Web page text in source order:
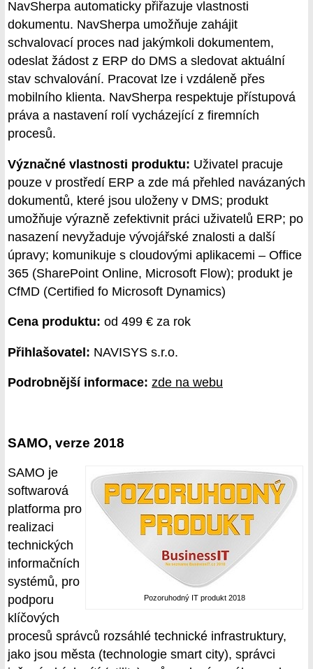
NavSherpa automaticky přiřazuje vlastnosti
dokumentu. NavSherpa umožňuje zahájit
schvalovací proces nad jakýmkoli dokumentem,
odeslat žádost z ERP do DMS a sledovat aktuální
stav schvalování. Pracovat lze i vzdáleně přes
mobilního klienta. NavSherpa respektuje přístupová
práva a nastavení rolí vycházející z firemních
procesů.
Význačné vlastnosti produktu: Uživatel pracuje
pouze v prostředí ERP a zde má přehled navázaných
dokumentů, které jsou uloženy v DMS; produkt
umožňuje výrazně zefektivnit práci uživatelů ERP; po
nasazení nevyžaduje vývojářské znalosti a další
úpravy; komunikuje s cloudovými aplikacemi – Office
365 (SharePoint Online, Microsoft Flow); produkt je
CfMD (Certified fo Microsoft Dynamics)
Cena produktu: od 499 € za rok
Přihlašovatel: NAVISYS s.r.o.
Podrobnější informace: zde na webu
SAMO, verze 2018
Pozoruhodný IT produkt 2018
SAMO je
softwarová
platforma pro
realizaci
technických
informačních
systémů, pro
podporu
klíčových
procesů správců rozsáhlé technické infrastruktury,
jako jsou města (technologie smart city), správci